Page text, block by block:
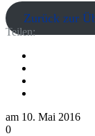
Zurück zur
Teilen:
am 10. Mai 2016
0